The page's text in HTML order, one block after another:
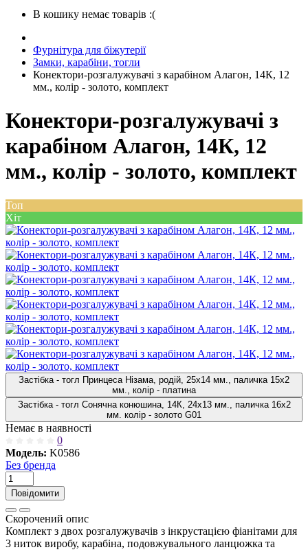
В кошику немає товарів :(
Фурнітура для біжутерії
Замки, карабіни, тогли
Конектори-розгалужувачі з карабіном Алагон, 14К, 12
мм., колір - золото, комплект
Конектори-розгалужувачі з
карабіном Алагон, 14К, 12
мм., колір - золото, комплект
Топ
Хіт
Застібка - тогл Принцеса Нізама, родій, 25х14 мм., паличка 15х2
мм., колір - платина
Застібка - тогл Сонячна конюшина, 14К, 24х13 мм., паличка 16х2
мм. колір - золото G01
Немає в наявності
0
Модель: K0586
Без бренда
Повідомити
Скорочений опис
Комплект з двох розгалужувачів з інкрустацією фіанітами для
3 ниток виробу, карабіна, подовжувального ланцюжка та